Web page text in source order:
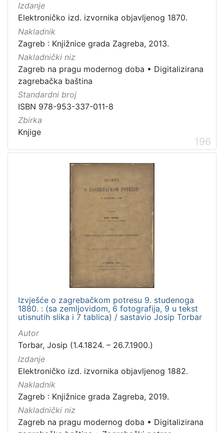
Izdanje
Elektroničko izd. izvornika objavljenog 1870.
Nakladnik
Zagreb : Knjižnice grada Zagreba, 2013.
Nakladnički niz
Zagreb na pragu modernog doba • Digitalizirana
zagrebačka baština
Standardni broj
ISBN 978-953-337-011-8
Zbirka
Knjige
196
Izvješće o zagrebačkom potresu 9. studenoga
1880. : (sa zemljovidom, 6 fotografija, 9 u tekst
utisnutih slika i 7 tablica) / sastavio Josip Torbar
Autor
Torbar, Josip (1.4.1824. – 26.7.1900.)
Izdanje
Elektroničko izd. izvornika objavljenog 1882.
Nakladnik
Zagreb : Knjižnice grada Zagreba, 2019.
Nakladnički niz
Zagreb na pragu modernog doba • Digitalizirana